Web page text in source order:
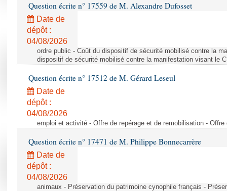
Question écrite n° 17559 de M. Alexandre Dufosset
Date de
dépôt :
04/08/2026
ordre public - Coût du dispositif de sécurité mobilisé contre la
dispositif de sécurité mobilisé contre la manifestation visant le
Question écrite n° 17512 de M. Gérard Leseul
Date de
dépôt :
04/08/2026
emploi et activité - Offre de repérage et de remobilisation -
Question écrite n° 17471 de M. Philippe Bonnecarrère
Date de
dépôt :
04/08/2026
animaux - Préservation du patrimoine cynophile français -